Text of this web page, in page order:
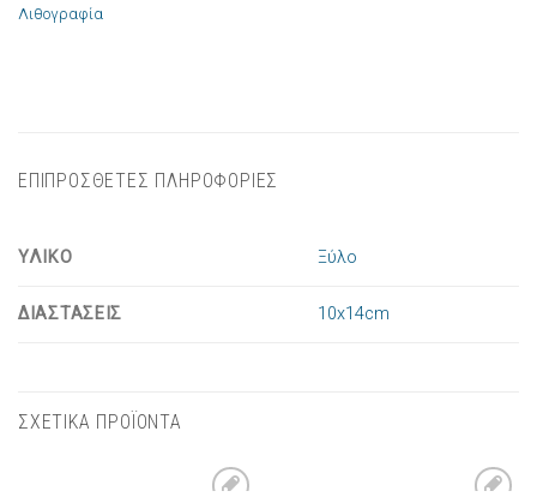
Λιθογραφία
ΕΠΙΠΡΟΣΘΕΤΕΣ ΠΛΗΡΟΦΟΡΙΕΣ
ΥΛΙΚΟ Ξύλο
ΔΙΑΣΤΑΣΕΙΣ 10x14cm
ΣΧΕΤΙΚΑ ΠΡΟΪΟΝΤΑ